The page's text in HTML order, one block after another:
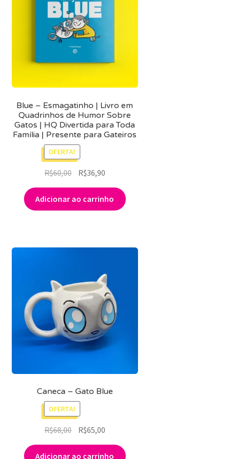
MINHA CONTA
CARRINHO
Blue – Esmagatinho | Livro em
Quadrinhos de Humor Sobre
Gatos | HQ Divertida para Toda
Família | Presente para Gateiros
OFERTA!
R$60,00
preço
original
era:
R$36,90O
preço
atual
é:
Adicionar ao carrinho
Caneca – Gato Blue
OFERTA!
R$68,00
original
R$65,00O
atual
Adicionar ao carrinho